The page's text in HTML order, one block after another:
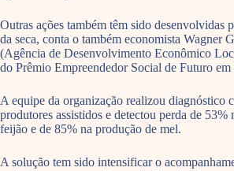
Outras ações também têm sido desenvolvidas
da seca, conta o também economista Wagner
(Agência de Desenvolvimento Econômico
do Prêmio Empreendedor Social de Futuro em
A equipe da organização realizou diagnóstico
produtores assistidos e detectou perda de
feijão e de 85% na produção de mel.
A solução tem sido intensificar o